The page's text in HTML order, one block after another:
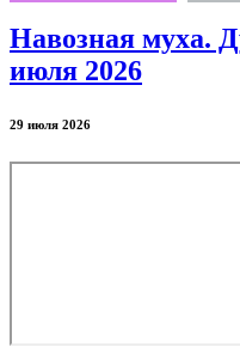
Навозная муха.
июля 2026
29 июля 2026